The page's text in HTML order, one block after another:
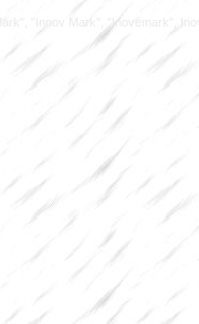
"Innov Mark", "Inovemark",